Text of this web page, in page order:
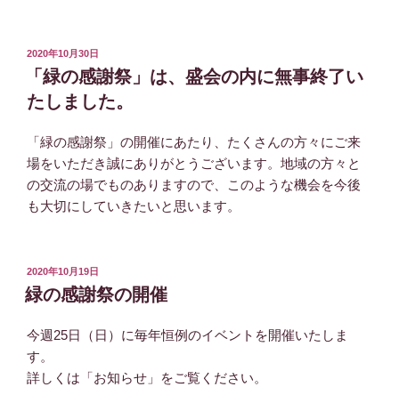
投
2020年10月30日
「緑の感謝祭」は、盛会の内に無事終了い
たしました。
「緑の感謝祭」の開催にあたり、たくさんの方々にご来
場をいただき誠にありがとうございます。地域の方々と
の交流の場でものありますので、このような機会を今後
も大切にしていきたいと思います。
投
稿
日:
2020年10月19日
緑の感謝祭の開催
今週25日（日）に毎年恒例のイベントを開催いたしま
す。
詳しくは「お知らせ」をご覧ください。